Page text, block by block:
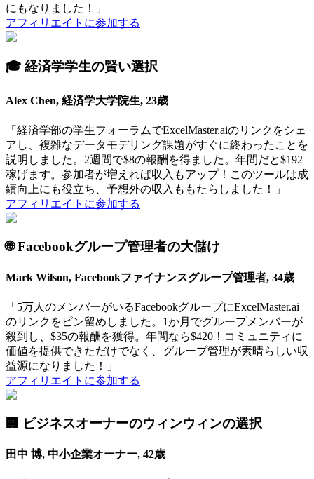
にもなりました！」
アフィリエイトに参加する
🎓 経済学学生の賢い選択
Alex Chen, 経済学大学院生, 23歳
「経済学部の学生フォーラムでExcelMaster.aiのリンクをシェ
アし、複雑なデータモデリング課題がすぐに終わったことを
説明しました。2週間で$8の報酬を得ました。年間だと$192
稼げます。参加者が増えれば収入もアップ！このツールは成
績向上にも役立ち、予想外の収入ももたらしました！」
アフィリエイトに参加する
🌐 Facebookグループ管理者の大儲け
Mark Wilson, Facebookファイナンスグループ管理者, 34歳
「5万人のメンバーがいるFacebookグループにExcelMaster.ai
のリンクをピン留めしました。1か月でグループメンバーが
殺到し、$35の報酬を獲得。年間なら$420！コミュニティに
価値を提供できただけでなく、グループ管理が素晴らしい収
益源になりました！」
アフィリエイトに参加する
🏢 ビジネスオーナーのウィンウィンの選択
田中 博, 中小企業オーナー, 42歳